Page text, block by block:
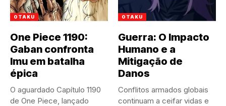
OTAKU
One Piece 1190:
Gaban confronta
Imu em batalha
épica
O aguardado Capítulo 1190
de One Piece, lançado
OTAKU
Guerra: O Impacto
Humano e a
Mitigação de
Danos
Conflitos armados globais
continuam a ceifar vidas e